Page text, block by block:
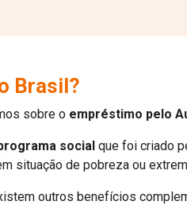
Brasil?
sobre o empréstimo pelo
social que foi criado
situação de pobreza ou
outros benefícios